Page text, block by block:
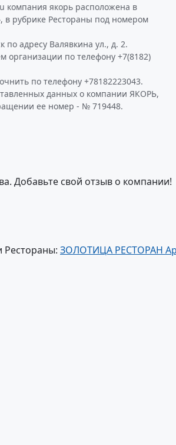
компания якорь расположена в
в рубрике Рестораны под номером
по адресу Валявкина ул., д. 2.
организации по телефону +7(8182)
по телефону +78182223043.
данных о компании ЯКОРЬ,
ее номер - № 719448.
Добавьте свой отзыв о компании!
Рестораны: ЗОЛОТИЦА РЕСТОРАН